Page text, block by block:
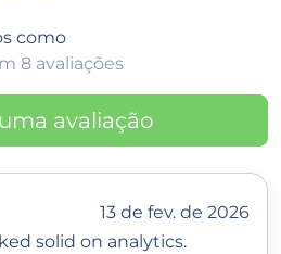
como
8 avaliações
avaliação
13 de fev. de 2026
solid on analytics.